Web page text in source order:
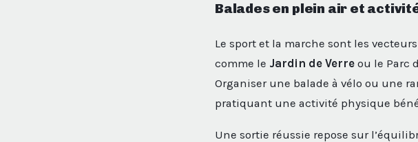
Balades en plein air et
Le sport et la marche sont les
comme le Jardin de Verre ou le Parc
Organiser une balade à vélo ou une
pratiquant une activité physique
Une sortie réussie repose sur